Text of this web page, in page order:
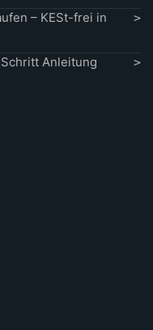
– KESt-frei in
Anleitung